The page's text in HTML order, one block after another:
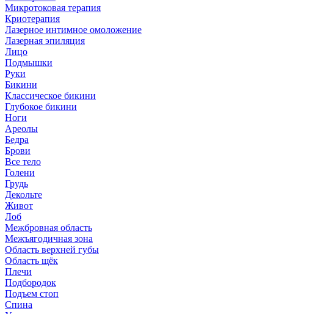
Микротоковая терапия
Криотерапия
Лазерное интимное омоложение
Лазерная эпиляция
Лицо
Подмышки
Руки
Бикини
Классическое бикини
Глубокое бикини
Ноги
Ареолы
Бедра
Брови
Все тело
Голени
Грудь
Декольте
Живот
Лоб
Межбровная область
Межъягодичная зона
Область верхней губы
Область щёк
Плечи
Подбородок
Подъем стоп
Спина